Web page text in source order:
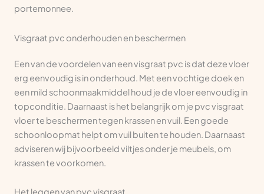
portemonnee.
Visgraat pvc onderhouden en beschermen
Een van de voordelen van een visgraat pvc is dat deze vloer
erg eenvoudig is in onderhoud. Met een vochtige doek en
een mild schoonmaakmiddel houd je de vloer eenvoudig in
topconditie. Daarnaast is het belangrijk om je pvc visgraat
vloer te beschermen tegen krassen en vuil. Een goede
schoonloopmat helpt om vuil buiten te houden. Daarnaast
adviseren wij bijvoorbeeld viltjes onder je meubels, om
krassen te voorkomen.
Het leggen van pvc visgraat